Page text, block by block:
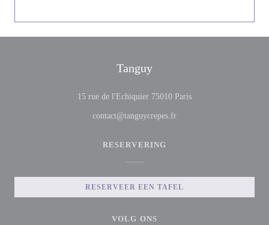
Tanguy
15 rue de l'Echiquier 75010 Paris((opent in een nieuw
contact@tanguycrepes.fr
RESERVERING
RESERVEER EEN TAFEL
VOLG ONS